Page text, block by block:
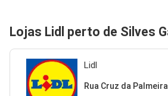
Lojas Lidl perto de Silves
Lidl
Rua Cruz da